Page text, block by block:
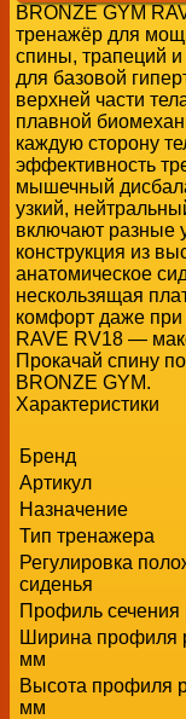
BRONZE GYM
тренажёр для
спины, трапеций
для базовой
верхней части
плавной
каждую сторону
эффективность
мышечный
узкий,
включают разные
конструкция из
анатомическое
нескользящая
комфорт даже при
RAVE RV18 —
Прокачай спину
BRONZE GYM.
Характеристики
Бренд
Артикул
Назначение
Тип тренажера
Регулировка
сиденья
Профиль
Ширина профиля
мм
Высота профиля
мм